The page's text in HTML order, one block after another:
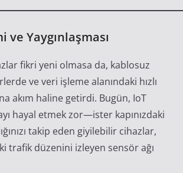
ve Yaygınlaşması
fikri yeni olmasa da, kablosuz
ve veri işleme alanındaki hızlı
akım haline getirdi. Bugün, IoT
hayal etmek zor—ister kapınızdaki
takip eden giyilebilir cihazlar,
trafik düzenini izleyen sensör ağı